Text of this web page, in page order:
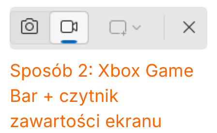
Sposób 2: Xbox Game
Bar + czytnik
zawartości ekranu